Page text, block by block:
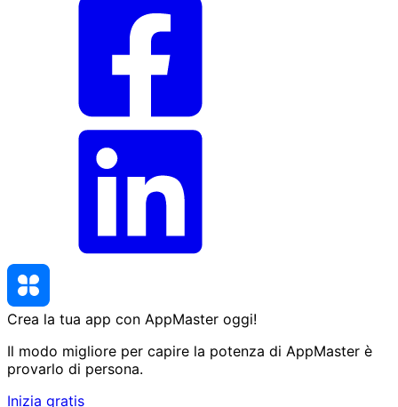
Crea la tua app con AppMaster oggi!
Il modo migliore per capire la potenza di AppMaster è
provarlo di persona.
Inizia gratis